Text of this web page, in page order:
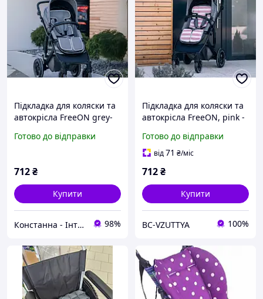
Підкладка для коляски та
автокрісла FreeON grey-
Готово до відправки
712₴
Купити
Констанна - Інтернет Магазин Іграшок 98%
Підкладка для коляски та
автокрісла FreeON, pink -
Готово до відправки
від71 ₴/міс
712₴
Купити
BC-VZUTTYA 100%